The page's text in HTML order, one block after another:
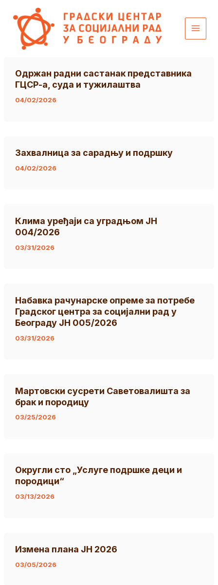
садржај
Одржан радни састанак представника
ГЦСР-а, суда и тужилаштва
04/02/2026
Захвалница за сарадњу и подршку
04/02/2026
Клима уређаји са уградњом ЈН
004/2026
03/31/2026
Набавка рачунарске опреме за потребе
Градског центра за социјални рад у
Београду JН 005/2026
03/31/2026
Мартовски сусрети Саветовалишта за
брак и породицу
03/25/2026
Округли сто „Услуге подршке деци и
породици“
03/13/2026
Измена плана ЈН 2026
03/05/2026